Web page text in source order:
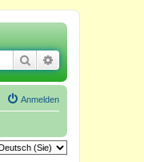
Suche
Anmelden